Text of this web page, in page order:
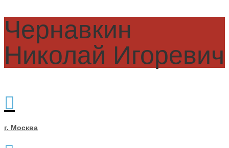
Чернавкин
Николай Игоревич
г. Москва